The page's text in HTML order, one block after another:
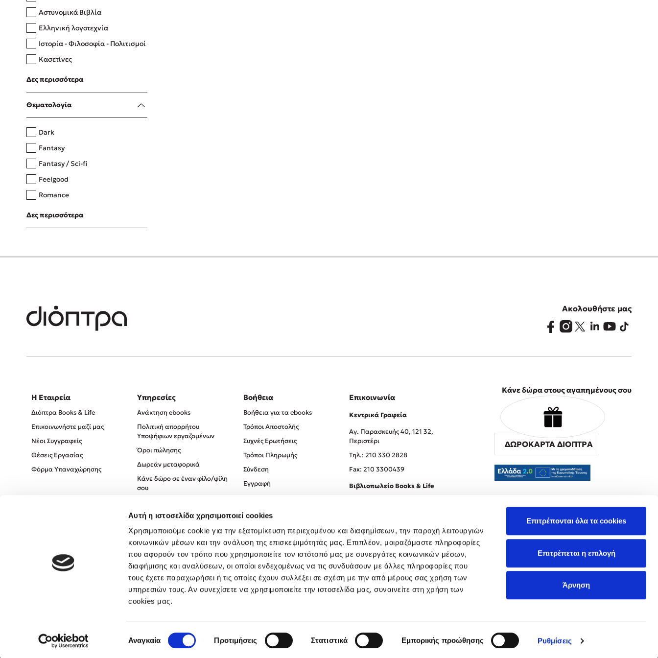
Αυτή η ιστοσελίδα χρησιμοποιεί cookies
Χρησιμοποιούμε cookie για την εξατομίκευση περιεχομένου και διαφημίσεων, την παροχή λειτουργιών
κοινωνικών μέσων και την ανάλυση της επισκεψιμότητάς μας. Επιπλέον, μοιραζόμαστε πληροφορίες
που αφορούν τον τρόπο που χρησιμοποιείτε τον ιστότοπό μας με συνεργάτες κοινωνικών μέσων,
διαφήμισης και αναλύσεων, οι οποίοι ενδεχομένως να τις συνδυάσουν με άλλες πληροφορίες που
τους έχετε παραχωρήσει ή τις οποίες έχουν συλλέξει σε σχέση με την από μέρους σας χρήση των
υπηρεσιών τους. Αν συνεχίσετε να χρησιμοποιείτε την ιστοσελίδα μας, συναινείτε στη χρήση των
cookies μας.
συγκατάθεσης
Αναγκαία Προτιμήσεις Στατιστικά Εμπορικής προώθησης Ρυθμίσεις
Επιτρέπονται όλα τα cookies
Επιτρέπεται η επιλογή
Άρνηση
Δανάη Δεληγεώργη
Πάνω, κάτω, μπροστά, πίσω
Η μέθοδος Αφήστε τους
Αστυνομικά Βιβλία
Ελληνική λογοτεχνία
Ιστορία - Φιλοσοφία - Πολιτισμοί
Κασετίνες
Λευκώματα - Έγχρωμοι οδηγοί
Μαγειρική
Δες περισσότερα
Θεματολογία
Dark
Fantasy
Fantasy / Sci-fi
Feelgood
Romance
Upmarket
Young Adult
Δες περισσότερα
Ακολουθήστε μας
Η Εταιρεία
Διόπτρα Books & Life
Επικοινωνήστε μαζί μας
Νέοι Συγγραφείς
Θέσεις Εργασίας
Φόρμα Υπαναχώρησης
Υπηρεσίες
Ανάκτηση ebooks
Πολιτική απορρήτου
Υποψήφιων εργαζομένων
Όροι πώλησης
Δωρεάν μεταφορικά
Κάνε δώρο σε έναν φίλο/φίλη
σου
Πολιτική Απορρήτου
Όροι χρήσης
Βοήθεια
Βοήθεια για τα ebooks
Τρόποι Αποστολής
Συχνές Ερωτήσεις
Τρόποι Πληρωμής
Σύνδεση
Εγγραφή
Επικοινωνία
Κεντρικά Γραφεία
Αγ. Παρασκευής 40, 121 32,
Περιστέρι
Tηλ.: 210 330 2828
Fax: 210 3300439
Βιβλιοπωλείο Books & Life
Κάνε δώρα στους αγαπημένους σου
ΔΩΡΟΚΑΡΤΑ ΔΙΟΠΤΡΑ
Created by Powered by